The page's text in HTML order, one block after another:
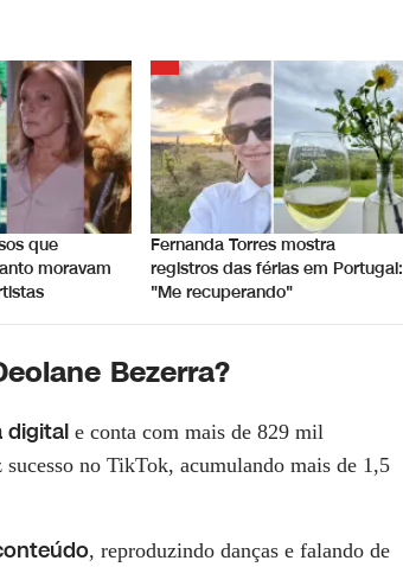
que
moravam
Fernanda Torres mostra
registros das férias em Portugal:
"Me recuperando"
Bezerra?
digital e conta com mais de 829 mil
no TikTok, acumulando mais de 1,5
, reproduzindo danças e falando de